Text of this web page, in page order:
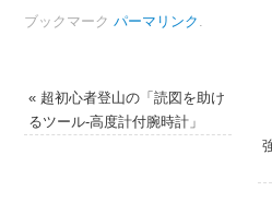
ブックマーク パーマリンク
«超初心者登山の「読図を助け
るツール-高度計付腕時計」